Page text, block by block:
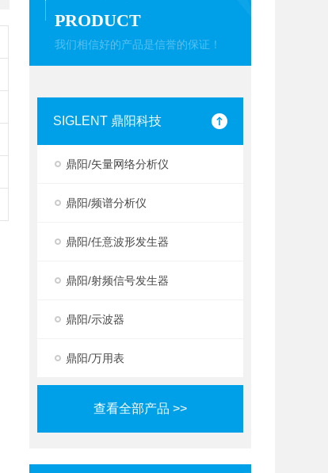
PRODUCT
我们相信好的产品是信誉的保证！
SIGLENT 鼎阳科技
鼎阳/矢量网络分析仪
鼎阳/频谱分析仪
鼎阳/任意波形发生器
鼎阳/射频信号发生器
鼎阳/示波器
鼎阳/万用表
查看全部产品 >>